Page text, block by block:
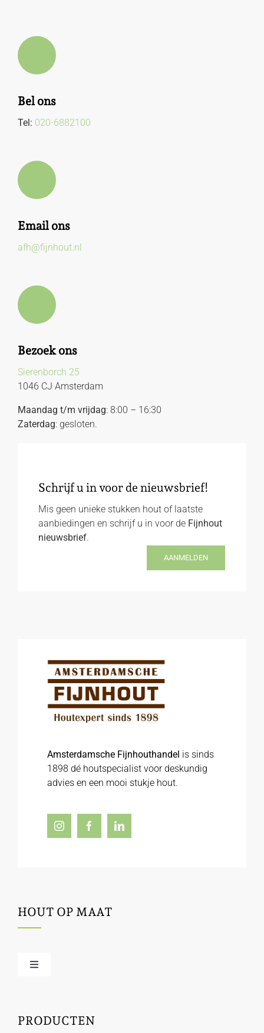
Bel ons
Tel: 020-6882100
Email ons
afh@fijnhout.nl
Bezoek ons
Sierenborch 25
1046 CJ Amsterdam
Maandag t/m vrijdag: 8:00 – 16:30
Zaterdag: gesloten.
Schrijf u in voor de nieuwsbrief!
Mis geen unieke stukken hout of laatste
aanbiedingen en schrijf u in voor de Fijnhout
nieuwsbrief.
AANMELDEN
Amsterdamsche Fijnhouthandel is sinds
1898 dé houtspecialist voor deskundig
advies en een mooi stukje hout.
HOUT OP MAAT
Toggle
PRODUCTEN